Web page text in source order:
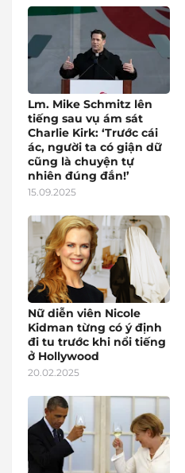
Lm. Mike Schmitz lên
tiếng sau vụ ám sát
Charlie Kirk: ‘Trước cái
ác, người ta có giận dữ
cũng là chuyện tự
nhiên đúng đắn!’
15.09.2025
Nữ diễn viên Nicole
Kidman từng có ý định
đi tu trước khi nổi tiếng
ở Hollywood
20.02.2025